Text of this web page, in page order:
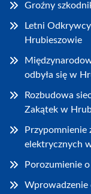
Groźny
Letni
Hrubieszowie
odbyła się w
Rozbudowa
Zakątek w
Przypomnienie
elektrycznych
Porozumienie
Wprowadzenie